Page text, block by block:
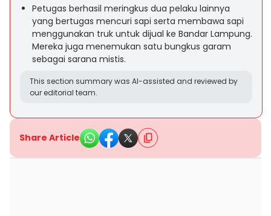
Petugas berhasil meringkus dua pelaku lainnya
yang bertugas mencuri sapi serta membawa sapi
menggunakan truk untuk dijual ke Bandar Lampung.
Mereka juga menemukan satu bungkus garam
sebagai sarana mistis.
This section summary was AI-assisted and reviewed by
our editorial team.
Share Article